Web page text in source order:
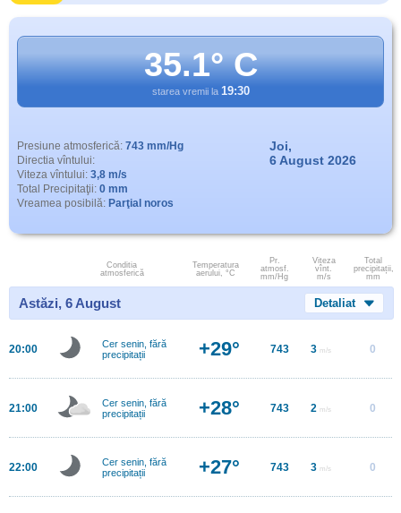
35.1° C
starea vremii la 19:30
Presiune atmosferică: 743 mm/Hg
Directia vîntului:
Viteza vîntului: 3,8 m/s
Total Precipitaţii: 0 mm
Vreamea posibilă: Parţial noros
Joi,
6 August 2026
Conditia
atmosferică
Temperatura
aerului, °C
Pr.
atmosf.
mm/Hg
Viteza
vînt.
m/s
Total
precipitații,
mm
Astăzi, 6 August Detaliat
20:00
Cer senin, fără
precipitații
+29° 743 3 m/s 0
21:00
Cer senin, fără
precipitații
+28° 743 2 m/s 0
22:00
Cer senin, fără
precipitații
+27° 743 3 m/s 0